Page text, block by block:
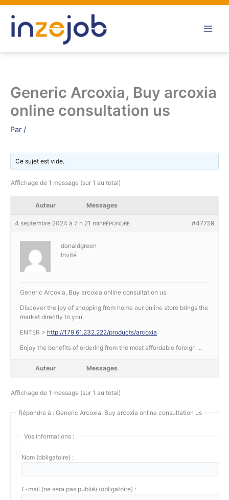
Aller
contenu
Generic Arcoxia, Buy arcoxia
online consultation us
Par /
Ce sujet est vide.
Affichage de 1 message (sur 1 au total)
Auteur Messages
4 septembre 2024 à 7 h 21 min #47759
RÉPONDRE
donaldgreen
Invité
Generic Arcoxia, Buy arcoxia online consultation us
Discover the joy of shopping from home our online store brings the
market directly to you.
ENTER > http://179.61.232.222/products/arcoxia
Enjoy the benefits of ordering from the most affordable foreign …
Auteur Messages
Affichage de 1 message (sur 1 au total)
Répondre à : Generic Arcoxia, Buy arcoxia online consultation us
Vos informations :
Nom (obligatoire) :
E-mail (ne sera pas publié) (obligatoire) :